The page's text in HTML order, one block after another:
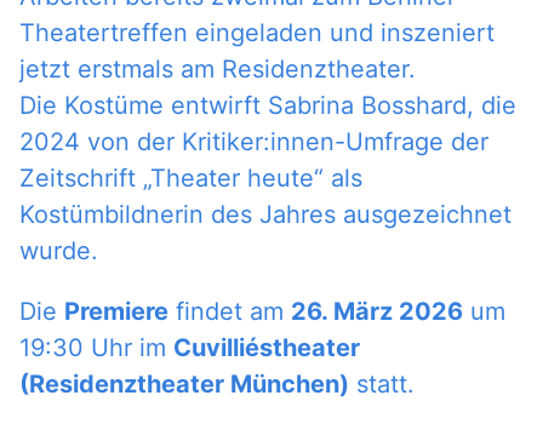
Theatertreffen eingeladen und inszeniert
jetzt erstmals am Residenztheater.
Die Kostüme entwirft Sabrina Bosshard, die
2024 von der Kritiker:innen-Umfrage der
Zeitschrift „Theater heute“ als
Kostümbildnerin des Jahres ausgezeichnet
wurde.
Die Premiere findet am 26. März 2026 um
19:30 Uhr im Cuvilliéstheater
(Residenztheater München) statt.